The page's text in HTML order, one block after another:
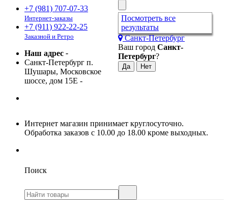
+7 (981) 707-07-33
Интернет-заказы
+7 (911) 922-22-25
Заказной и Ретро
Наш адрес -
Санкт-Петербург п.
Шушары, Московское
шоссе, дом 15Е -
Посмотреть все
результаты
Санкт-Петербург
Ваш город Санкт-
Петербург?
Интернет магазин принимает круглосуточно.
Обработка заказов с 10.00 до 18.00 кроме выходных.
Поиск